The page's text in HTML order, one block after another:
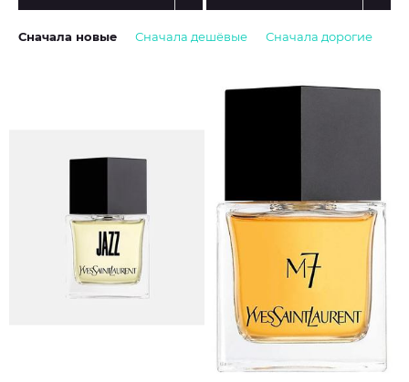
Сначала новые Сначала дешёвые Сначала дорогие